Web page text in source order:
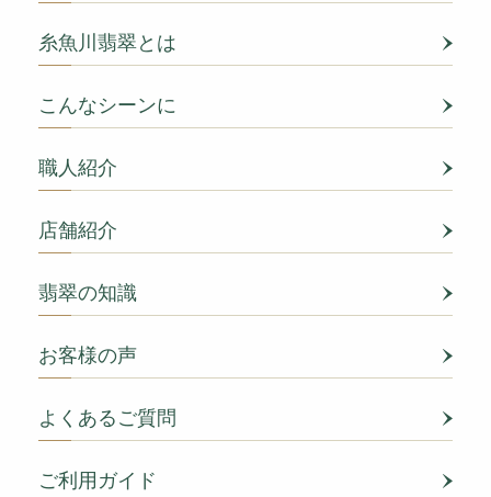
糸魚川翡翠とは
こんなシーンに
職人紹介
店舗紹介
翡翠の知識
お客様の声
よくあるご質問
ご利用ガイド